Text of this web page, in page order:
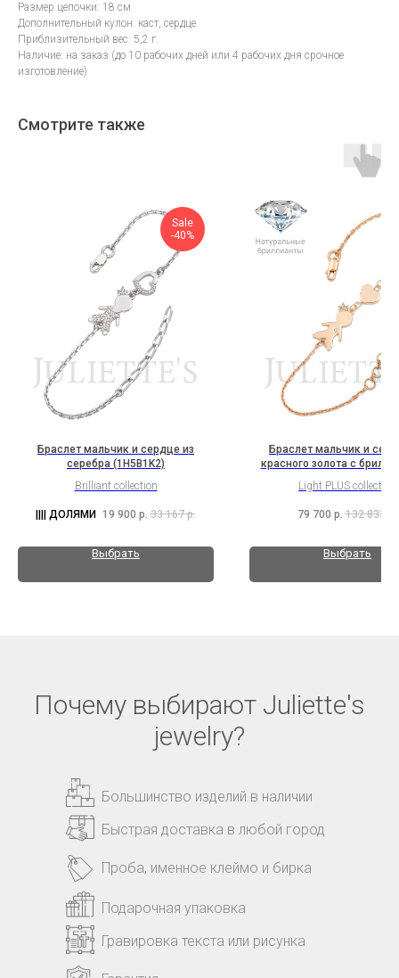
Размер цепочки: 18 см
Дополнительный кулон: каст, сердце
Приблизительный вес: 5,2 г.
Наличие: на заказ (до 10 рабочих дней или 4 рабочих дня срочное
изготовление)
Смотрите также
Sale
-40%
Браслет мальчик и сердце из
серебра (1H5B1K2)
Brilliant collection
19 900 р. 33 167 р.
Выбрать
Браслет мальчик и
красного золота с
(2H1B2K2b)
Light PLUS collection
79 700 р. 132 833
Выбрать
Почему выбирают Juliette's
jewelry?
Большинство изделий в наличии
Быстрая доставка в любой город
Подарочная упаковка
Гравировка текста или рисунка
Проба, именное клеймо и бирка